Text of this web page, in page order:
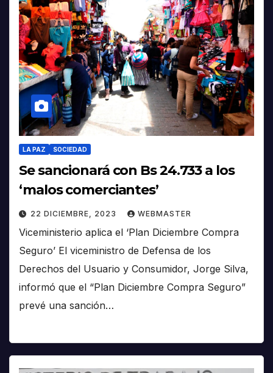
LA PAZ SOCIEDAD
Se sancionará con Bs 24.733 a los
‘malos comerciantes’
22 DICIEMBRE, 2023 WEBMASTER
Viceministerio aplica el ‘Plan Diciembre Compra
Seguro’ El viceministro de Defensa de los
Derechos del Usuario y Consumidor, Jorge Silva,
informó que el “Plan Diciembre Compra Seguro”
prevé una sanción…